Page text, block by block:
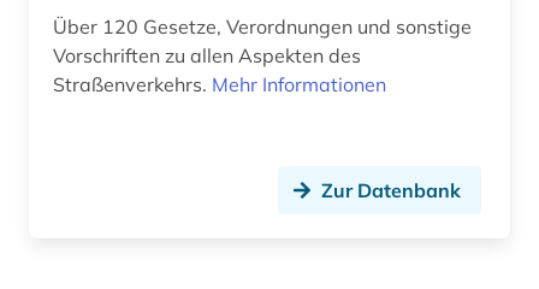
altgermanistik (5)
altgriechisch (4)
altisländisch (1)
Über 120 Gesetze, Verordnungen und sonstige
Vorschriften zu allen Aspekten des
Straßenverkehrs. Mehr Informationen
Zur Datenbank